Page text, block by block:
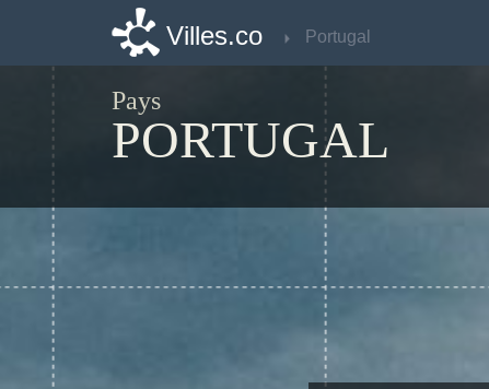
Villes.co Portugal
Pays
PORTUGAL
Villes.co Portugal